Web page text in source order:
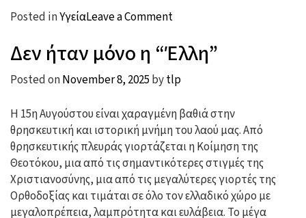
των
Posted inΥγείαLeave a Commenton
για
την
ευλογιά
αιγοπροβάτων
Δεν ήταν μόνο η “Έλλη”
Posted onNovember 8, 2025 bytlp
Η 15η Αυγούστου είναι χαραγμένη βαθιά στην
θρησκευτική και ιστορική μνήμη του λαού μας. Από
θρησκευτικής πλευράς γιορτάζεται η Κοίμηση της
Θεοτόκου, μια από τις σημαντικότερες στιγμές της
Χριστιανοσύνης, μια από τις μεγαλύτερες γιορτές της
Ορθοδοξίας και τιμάται σε όλο τον ελλαδικό χώρο με
μεγαλοπρέπεια, λαμπρότητα και ευλάβεια. Το μέγα